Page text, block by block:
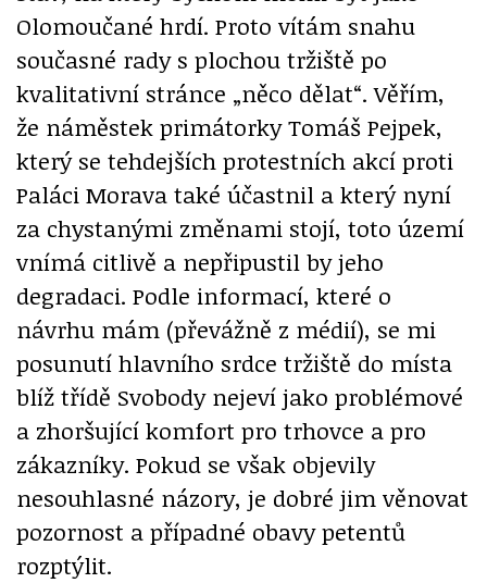
Olomoučané hrdí. Proto vítám snahu
současné rady s plochou tržiště po
kvalitativní stránce „něco dělat“. Věřím,
že náměstek primátorky Tomáš Pejpek,
který se tehdejších protestních akcí proti
Paláci Morava také účastnil a který nyní
za chystanými změnami stojí, toto území
vnímá citlivě a nepřipustil by jeho
degradaci. Podle informací, které o
návrhu mám (převážně z médií), se mi
posunutí hlavního srdce tržiště do místa
blíž třídě Svobody nejeví jako problémové
a zhoršující komfort pro trhovce a pro
zákazníky. Pokud se však objevily
nesouhlasné názory, je dobré jim věnovat
pozornost a případné obavy petentů
rozptýlit.